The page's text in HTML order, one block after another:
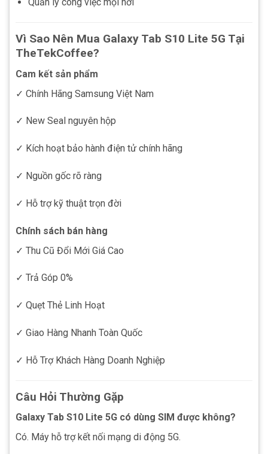
Vì Sao Nên Mua Galaxy Tab S10 Lite 5G Tại
TheTekCoffee?
Cam kết sản phẩm
✓ Chính Hãng Samsung Việt Nam
✓ New Seal nguyên hộp
✓ Kích hoạt bảo hành điện tử chính hãng
✓ Nguồn gốc rõ ràng
✓ Hỗ trợ kỹ thuật trọn đời
Chính sách bán hàng
✓ Thu Cũ Đổi Mới Giá Cao
✓ Trả Góp 0%
✓ Quẹt Thẻ Linh Hoạt
✓ Giao Hàng Nhanh Toàn Quốc
✓ Hỗ Trợ Khách Hàng Doanh Nghiệp
Câu Hỏi Thường Gặp
Galaxy Tab S10 Lite 5G có dùng SIM được không?
Có. Máy hỗ trợ kết nối mạng di động 5G.